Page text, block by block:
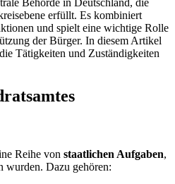
erfüllt. Es kombiniert
und spielt eine wichtige Rolle
der Bürger. In diesem Artikel
Tätigkeiten und Zuständigkeiten
Reihe von staatlichen Aufgaben,
wurden. Dazu gehören: